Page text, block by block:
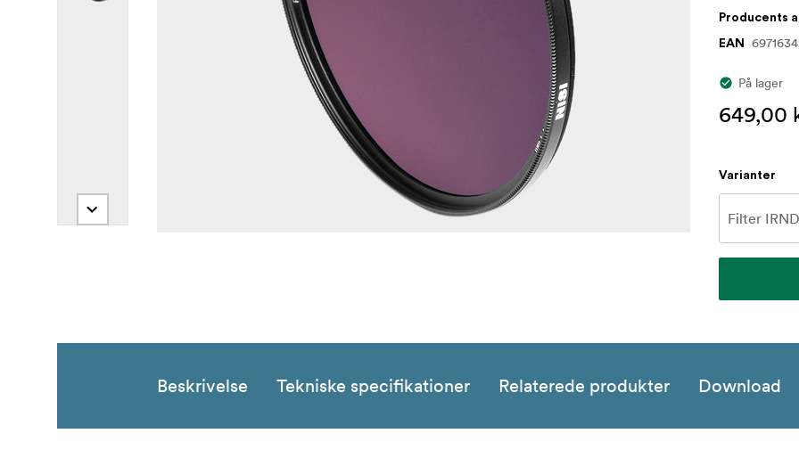
Producents
EAN
På lager
649,00
Varianter
Beskrivelse Tekniske specifikationer Relaterede produkter Download